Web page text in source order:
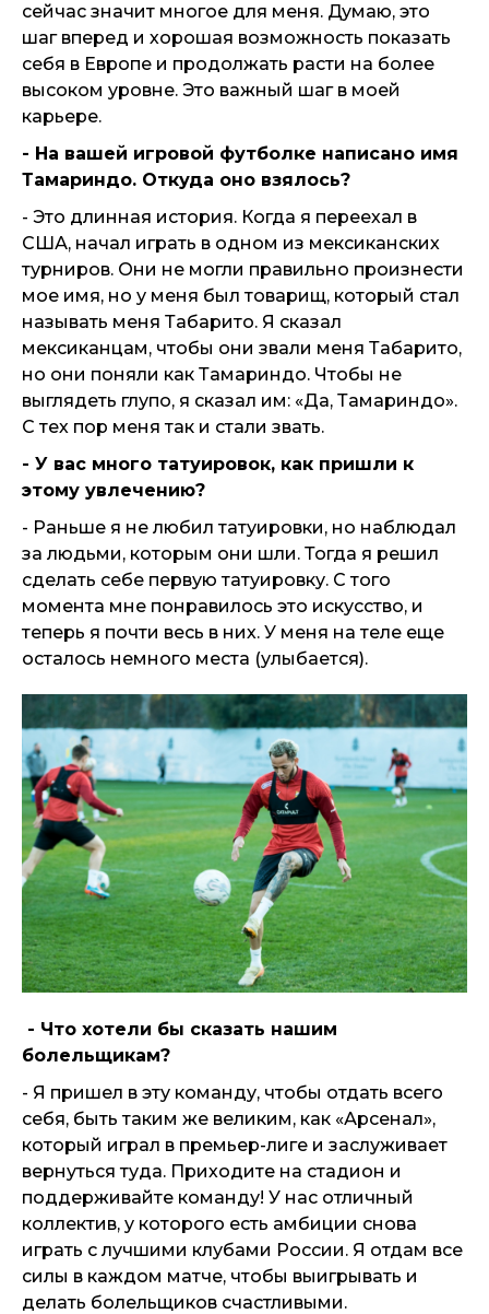
сейчас значит многое для меня. Думаю, это
шаг вперед и хорошая возможность показать
себя в Европе и продолжать расти на более
высоком уровне. Это важный шаг в моей
карьере.
- На вашей игровой футболке написано имя
Тамариндо. Откуда оно взялось?
- Это длинная история. Когда я переехал в
США, начал играть в одном из мексиканских
турниров. Они не могли правильно произнести
мое имя, но у меня был товарищ, который стал
называть меня Табарито. Я сказал
мексиканцам, чтобы они звали меня Табарито,
но они поняли как Тамариндо. Чтобы не
выглядеть глупо, я сказал им: «Да, Тамариндо».
С тех пор меня так и стали звать.
- У вас много татуировок, как пришли к
этому увлечению?
- Раньше я не любил татуировки, но наблюдал
за людьми, которым они шли. Тогда я решил
сделать себе первую татуировку. С того
момента мне понравилось это искусство, и
теперь я почти весь в них. У меня на теле еще
осталось немного места (улыбается).
- Что хотели бы сказать нашим
болельщикам?
- Я пришел в эту команду, чтобы отдать всего
себя, быть таким же великим, как «Арсенал»,
который играл в премьер-лиге и заслуживает
вернуться туда. Приходите на стадион и
поддерживайте команду! У нас отличный
коллектив, у которого есть амбиции снова
играть с лучшими клубами России. Я отдам все
силы в каждом матче, чтобы выигрывать и
делать болельщиков счастливыми.